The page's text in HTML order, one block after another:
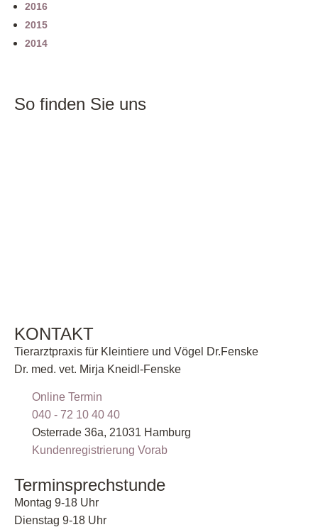
2016
2015
2014
So finden Sie uns
KONTAKT
Tierarztpraxis für Kleintiere und Vögel Dr.Fenske
Dr. med. vet. Mirja Kneidl-Fenske
Online Termin
040 - 72 10 40 40
Osterrade 36a, 21031 Hamburg
Kundenregistrierung Vorab
Terminsprechstunde
Montag 9-18 Uhr
Dienstag 9-18 Uhr